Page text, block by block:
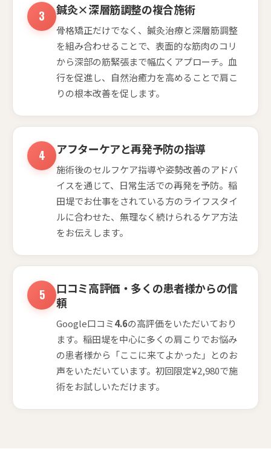
鍼灸×深層筋調整の複合施術
骨格矯正だけでなく、鍼灸治療と深層筋調整
を組み合わせることで、表面的な筋肉のコリ
から深部の筋緊張まで幅広くアプローチ。血
行を促進し、自然治癒力を高めることで肩こ
りの根本改善を促します。
アフターケアと再発予防の指導
施術後のセルフケア指導や姿勢改善のアドバ
イスを通じて、日常生活での再発を予防。稲
田堤でお仕事をされている方のライフスタイ
ルに合わせた、無理なく続けられるケア方法
をお伝えします。
口コミ高評価・多くの患者様からの信
頼
Google口コミ4.6の高評価をいただいており
ます。稲田堤を中心に多くの肩こりでお悩み
の患者様から「ここに来てよかった」とのお
声をいただいています。初回限定¥2,980で施
術をお試しいただけます。